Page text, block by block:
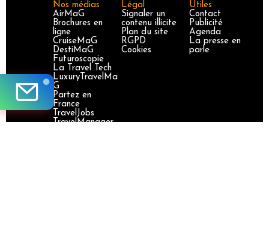
Nos médias
AirMaG
Brochures en
ligne
CruiseMaG
DestiMaG
Futuroscopie
La Travel Tech
LuxuryTravelMa
G
Partez en
France
TravelJobs
TravelManager
Légal
Signaler un
contenu illicite
Plan du site
RGPD
Cookies
Utiles
Contact
Publicité
Agenda
La presse en
parle